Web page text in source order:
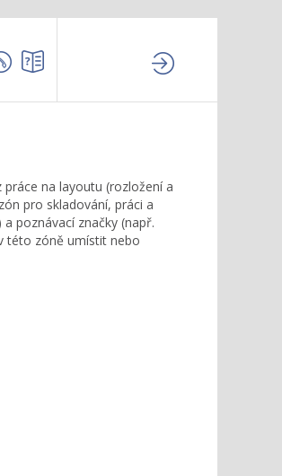
na layoutu (rozložení a
pro skladování, práci a
poznávací značky (např.
této zóně umístit nebo